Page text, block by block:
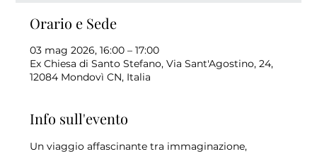
Orario e Sede
03 mag 2026, 16:00 – 17:00
Ex Chiesa di Santo Stefano, Via Sant'Agostino, 24,
12084 Mondovì CN, Italia
Info sull'evento
Un viaggio affascinante tra immaginazione,